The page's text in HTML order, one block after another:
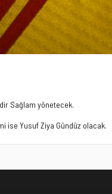
Sağlam yönetecek.
ise Yusuf Ziya Gündüz olacak.